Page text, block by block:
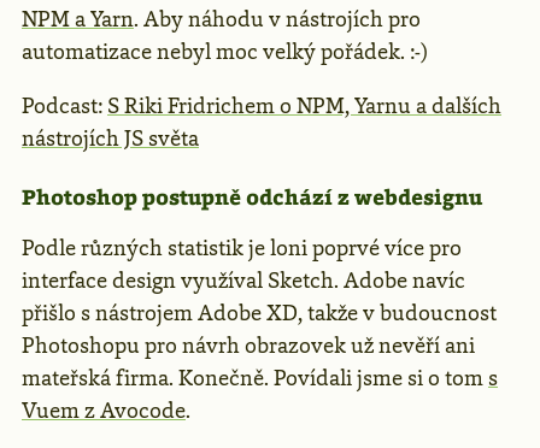
NPM a Yarn. Aby náhodu v nástrojích pro
automatizace nebyl moc velký pořádek. :-)
Podcast: S Riki Fridrichem o NPM, Yarnu a dalších
nástrojích JS světa
Photoshop postupně odchází z webdesignu
Podle různých statistik je loni poprvé více pro
interface design využíval Sketch. Adobe navíc
přišlo s nástrojem Adobe XD, takže v budoucnost
Photoshopu pro návrh obrazovek už nevěří ani
mateřská firma. Konečně. Povídali jsme si o tom s
Vuem z Avocode.